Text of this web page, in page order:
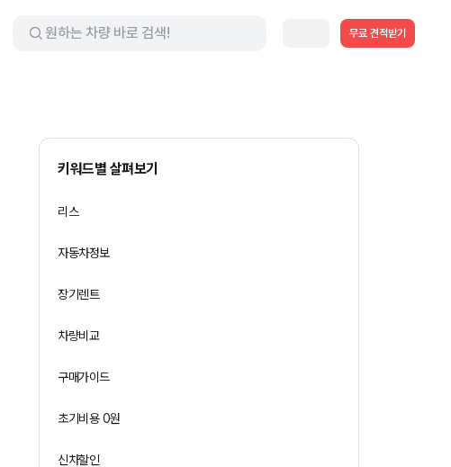
무료 견적받기
키워드별 살펴보기
리스
자동차정보
장기렌트
차량비교
구매가이드
초기비용 0원
신차할인